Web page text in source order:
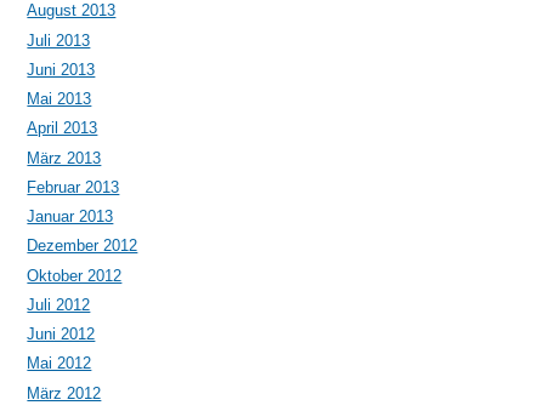
August 2013
Juli 2013
Juni 2013
Mai 2013
April 2013
März 2013
Februar 2013
Januar 2013
Dezember 2012
Oktober 2012
Juli 2012
Juni 2012
Mai 2012
März 2012